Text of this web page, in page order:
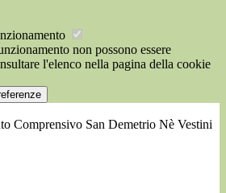
non possono essere
l'elenco nella pagina della cookie
Comprensivo San Demetrio Nè Vestini